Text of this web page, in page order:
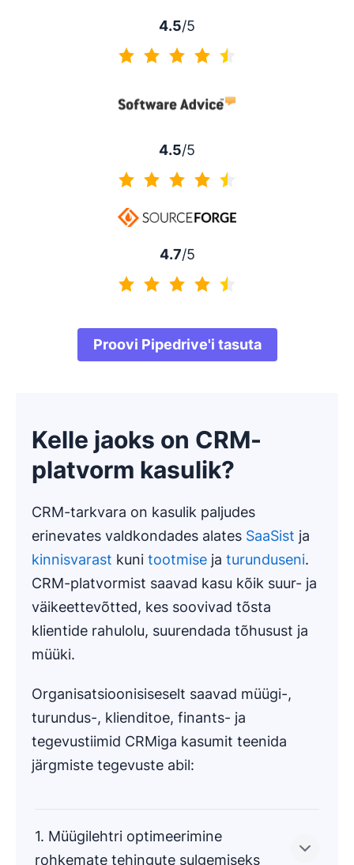
4.5/5
4.5/5
4.7/5
Proovi Pipedrive'i tasuta
Kelle jaoks on CRM-
platvorm kasulik?
CRM-tarkvara on kasulik paljudes
erinevates valdkondades alates SaaSist ja
kinnisvarast kuni tootmise ja turunduseni.
CRM-platvormist saavad kasu kõik suur- ja
väikeettevõtted, kes soovivad tõsta
klientide rahulolu, suurendada tõhusust ja
müüki.
Organisatsioonisiseselt saavad müügi-,
turundus-, klienditoe, finants- ja
tegevustiimid CRMiga kasumit teenida
järgmiste tegevuste abil:
1. Müügilehtri optimeerimine
rohkemate tehingute sulgemiseks